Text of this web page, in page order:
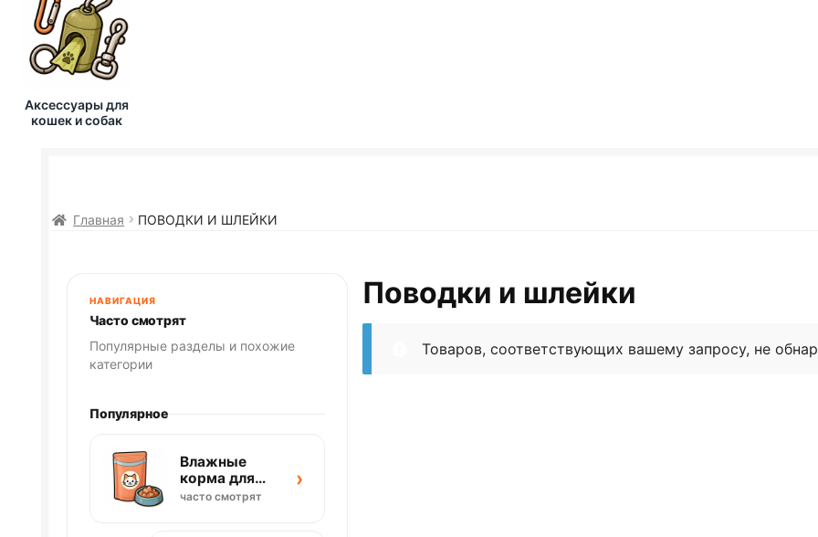
Аксессуары для
кошек и собак
Главная ПОВОДКИ И ШЛЕЙКИ
Поводки и шлейки
Товаров, соответствующих вашему запросу, не
НАВИГАЦИЯ
Часто смотрят
Популярные разделы и похожие
категории
Популярное
Влажные
корма для
кошек
часто смотрят
›